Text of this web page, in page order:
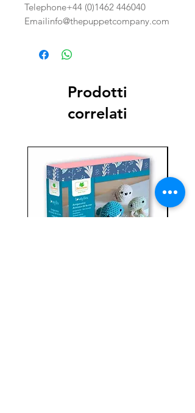
Telephone+44 (0)1462 446040
Emailinfo@thepuppetcompany.com
Prodotti
correlati